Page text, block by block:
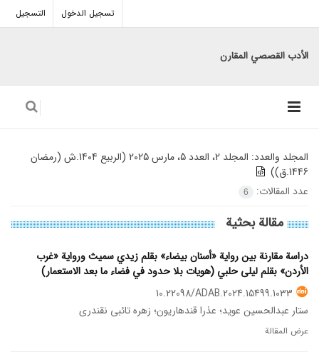
تسجيل الدخول التسجيل
الأدب القصصي المقارن
المجلد والعدد:
المجلد 2، العدد 5، مارس 2025 (الربیع 1404.ش (رمضان
1446.ق))
عدد المقالات:
6
مقالة بحثیة
دراسة مقارنة بين رواية «أسنان بيضاء» بقلم زيدي سميث ورواية «غرب
الأردن» بقلم ليلى حلبي (هويات بلا حدود في فضاء ما بعد الاستعمار)
10.22098/ADAB.2024.15499.1033
ستار عبدالحسین عوید؛ عذرا قندهاریون؛ زهره تائبی نقندری
عرض المقالة